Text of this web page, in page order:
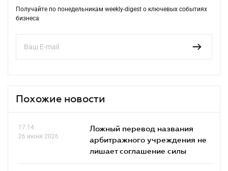
Получайте по понедельникам weekly-digest о ключевых событиях
бизнеса
Похожие новости
17.14
26 июня 2026
Ложный перевод названия
арбитражного учреждения не
лишает соглашение силы